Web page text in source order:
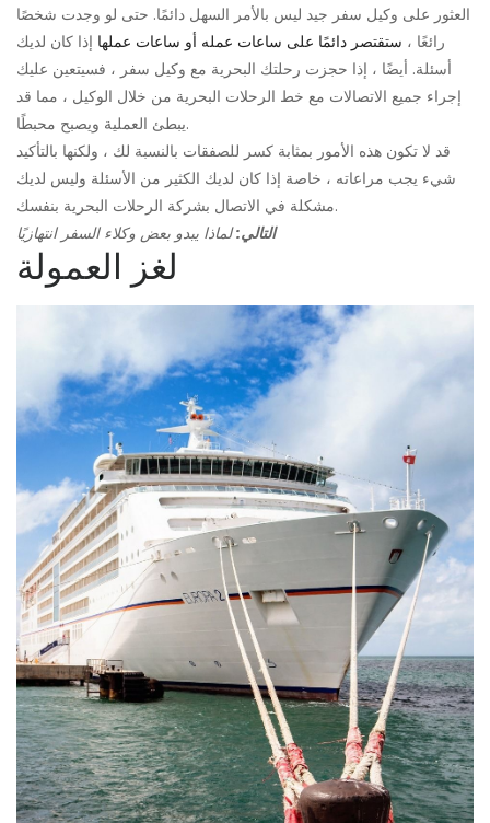
العثور على وكيل سفر جيد ليس بالأمر السهل دائمًا. حتى لو وجدت شخصًا
رائعًا ، ستقتصر دائمًا على ساعات عمله أو ساعات عملها إذا كان لديك
أسئلة. أيضًا ، إذا حجزت رحلتك البحرية مع وكيل سفر ، فسيتعين عليك
إجراء جميع الاتصالات مع خط الرحلات البحرية من خلال الوكيل ، مما قد
يبطئ العملية ويصبح محبطًا.
قد لا تكون هذه الأمور بمثابة كسر للصفقات بالنسبة لك ، ولكنها بالتأكيد
شيء يجب مراعاته ، خاصة إذا كان لديك الكثير من الأسئلة وليس لديك
مشكلة في الاتصال بشركة الرحلات البحرية بنفسك.
التالي:لماذا يبدو بعض وكلاء السفر انتهازيًا
لغز العمولة